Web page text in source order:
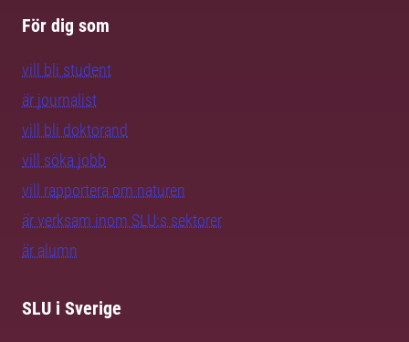
För dig som
vill bli student
är journalist
vill bli doktorand
vill söka jobb
vill rapportera om naturen
är verksam inom SLU:s sektorer
är alumn
SLU i Sverige